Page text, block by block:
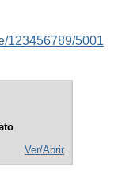
123456789/5001
Ver/Abrir